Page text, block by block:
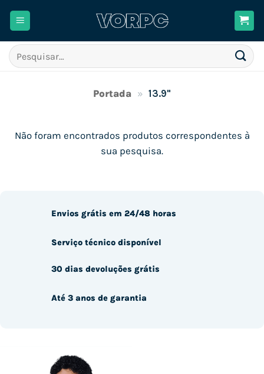
Pesquisar
por:
Portada » 13.9"
Não foram encontrados produtos correspondentes à
sua pesquisa.
Envios grátis em 24/48 horas
Serviço técnico disponível
30 dias devoluções grátis
Até 3 anos de garantia